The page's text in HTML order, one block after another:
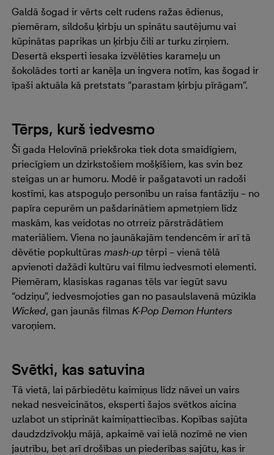
Galdā šogad ir vērts celt rudens ražas ēdienus,
piemēram, sildošu ķirbju un spinātu sautējumu vai
kūpinātas paprikas un ķirbju čili ar turku zirņiem.
Desertā eksperti iesaka izvēlēties karameļu un
šokolādes torti ar kanēļa un ingvera notīm, kas šogad ir
īpaši aktuāla kā pretstats “parastam ķirbju pīrāgam”.
Tērps, kurš iedvesmo
Šī gada Helovīnā priekšroka tiek dota smaidīgiem,
priecīgiem un dzirkstošiem mošķīšiem, kas svin bez
steigas un ar humoru. Modē ir pašgatavoti un radoši
kostīmi, kas atspoguļo personību un raisa fantāziju – no
papīra cepurēm un pašdarinātiem apmetņiem līdz
maskām, kas veidotas no otrreiz pārstrādātiem
materiāliem. Viena no jaunākajām tendencēm ir arī tā
dēvētie popkultūras mash-up tērpi – vienā tēlā
apvienoti dažādi kultūru vai filmu iedvesmoti elementi.
Piemēram, klasiskas raganas tēls var iegūt savu
“odziņu”, iedvesmojoties gan no pasaulslavenā mūzikla
Wicked, gan jaunās filmas K-Pop Demon Hunters
varoņiem.
Svētki, kas satuvina
Tā vietā, lai pārbiedētu kaimiņus līdz nāvei un vairs
nekad nesveicinātos, eksperti šajos svētkos aicina
uzlabot un stiprināt kaimiņattiecības. Kopības sajūta
daudzdzīvokļu mājā, apkaimē vai ielā nozīmē ne vien
jautrību, bet arī drošības un piederības sajūtu, kas ir